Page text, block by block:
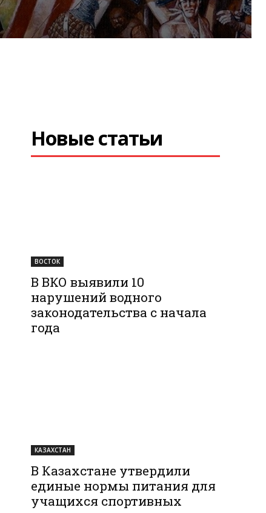
Новые статьи
ВОСТОК
В ВКО выявили 10
нарушений водного
законодательства с начала
года
КАЗАХСТАН
В Казахстане утвердили
единые нормы питания для
учащихся спортивных